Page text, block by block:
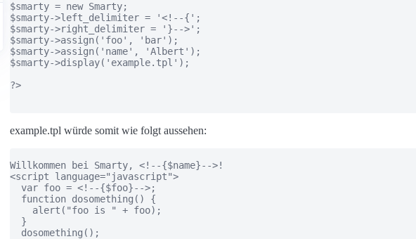
$smarty = new Smarty;
$smarty->left_delimiter = '<!--{';
$smarty->right_delimiter = '}-->';
$smarty->assign('foo', 'bar');
$smarty->assign('name', 'Albert');
$smarty->display('example.tpl');
?>
example.tpl würde somit wie folgt aussehen:
Willkommen bei Smarty, <!--{$name}-->!
<script language="javascript">
  var foo = <!--{$foo}-->;
  function dosomething() {
    alert("foo is " + foo);
  }
  dosomething();